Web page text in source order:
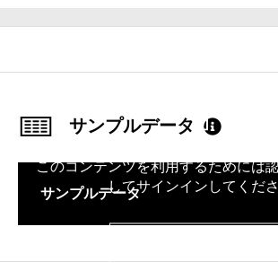
サンプルデータ
サンプルデータ
このコンテンツを利用するためには
してサインインしてくだ